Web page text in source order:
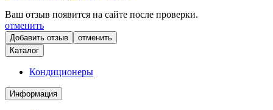
Ваш отзыв появится на сайте после проверки.
отменить
отменить
Каталог
Кондиционеры
Информация